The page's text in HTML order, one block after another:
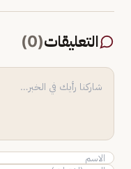
التعليقات(
0
)